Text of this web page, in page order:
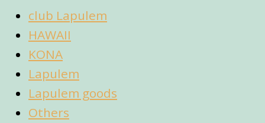
club Lapulem
HAWAII
KONA
Lapulem
Lapulem goods
Others